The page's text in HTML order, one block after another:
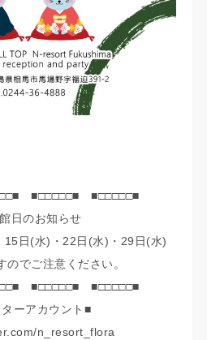
■□□□□□■ ■□□□□□■
日のお知らせ
15日(水)・22日(水)・29日(水)
のでご注意ください。
■□□□□□■ ■□□□□□■
ーアカウント■
n_resort_flora